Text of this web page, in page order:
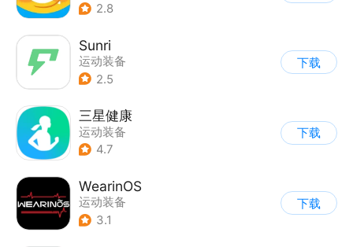
2.8
Sunri
运动装备
2.5
下载
三星健康
运动装备
4.7
下载
WearinOS
运动装备
3.1
下载